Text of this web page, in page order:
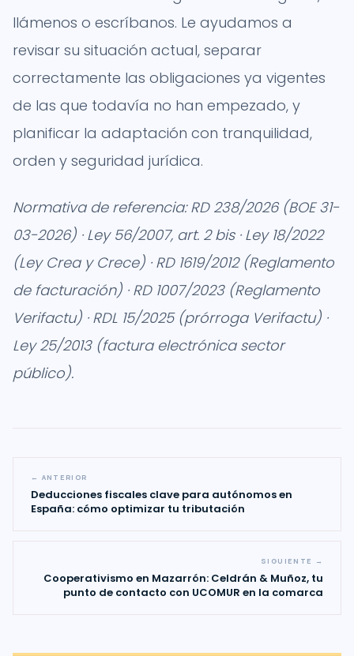
llámenos o escríbanos. Le ayudamos a
revisar su situación actual, separar
correctamente las obligaciones ya vigentes
de las que todavía no han empezado, y
planificar la adaptación con tranquilidad,
orden y seguridad jurídica.
Normativa de referencia: RD 238/2026 (BOE 31-
03-2026) · Ley 56/2007, art. 2 bis · Ley 18/2022
(Ley Crea y Crece) · RD 1619/2012 (Reglamento
de facturación) · RD 1007/2023 (Reglamento
Verifactu) · RDL 15/2025 (prórroga Verifactu) ·
Ley 25/2013 (factura electrónica sector
público).
← ANTERIOR
Deducciones fiscales clave para autónomos en
España: cómo optimizar tu tributación
SIGUIENTE →
Cooperativismo en Mazarrón: Celdrán & Muñoz, tu
punto de contacto con UCOMUR en la comarca